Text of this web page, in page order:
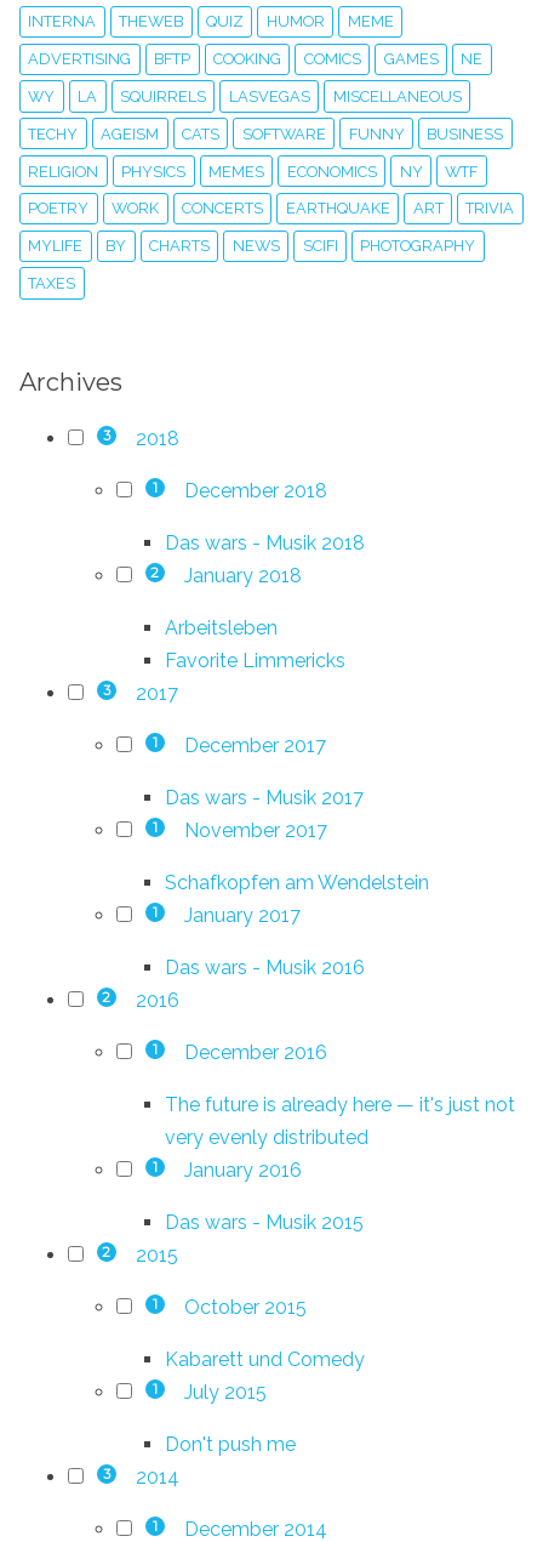
INTERNA THEWEB QUIZ HUMOR MEME
ADVERTISING BFTP COOKING COMICS GAMES NE
WY LA SQUIRRELS LASVEGAS MISCELLANEOUS
TECHY AGEISM CATS SOFTWARE FUNNY BUSINESS
RELIGION PHYSICS MEMES ECONOMICS NY WTF
POETRY WORK CONCERTS EARTHQUAKE ART TRIVIA
MYLIFE BY CHARTS NEWS SCIFI PHOTOGRAPHY
TAXES
Archives
3 2018
1 December 2018
Das wars - Musik 2018
2 January 2018
Arbeitsleben
Favorite Limmericks
3 2017
1 December 2017
Das wars - Musik 2017
1 November 2017
Schafkopfen am Wendelstein
1 January 2017
Das wars - Musik 2016
2 2016
1 December 2016
The future is already here — it's just not
very evenly distributed
1 January 2016
Das wars - Musik 2015
2 2015
1 October 2015
Kabarett und Comedy
1 July 2015
Don't push me
3 2014
1 December 2014